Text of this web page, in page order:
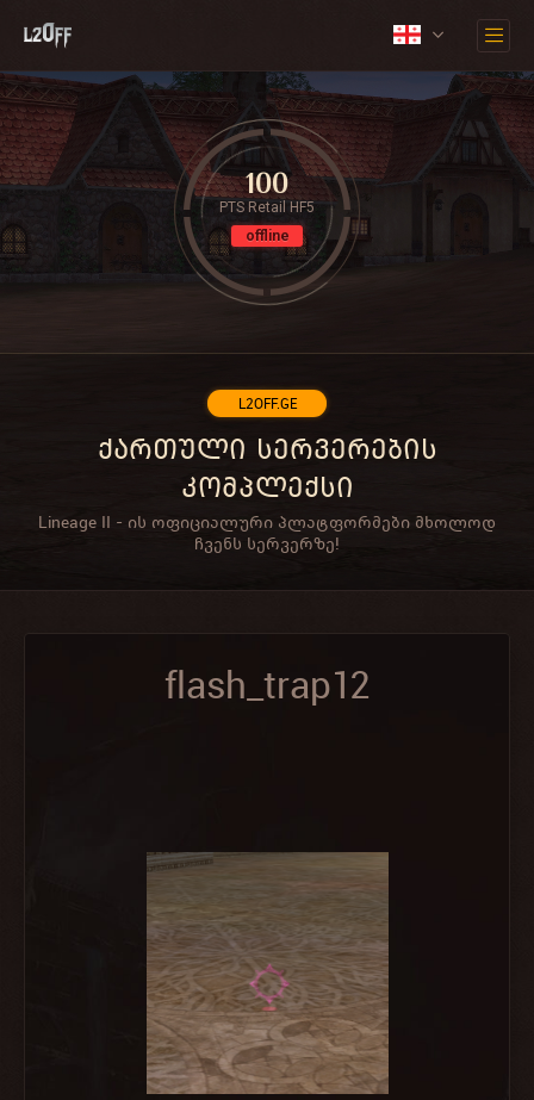
L2OFF.GE
ქართული სერვერების
კომპლექსი
Lineage II - ის ოფიციალური პლატფორმები მხოლოდ
ჩვენს სერვერზე!
100
PTS Retail HF5
offline
flash_trap12